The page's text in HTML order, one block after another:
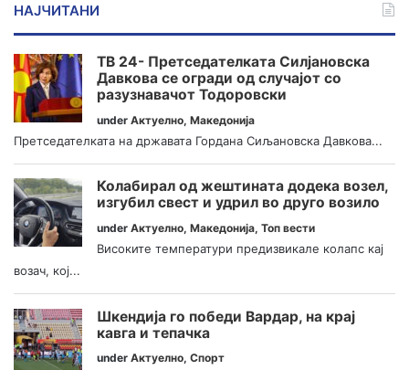
НАЈЧИТАНИ
ТВ 24- Претседателката Силјановска
Давкова се огради од случајот со
разузнавачот Тодоровски
under Актуелно, Македонија
Претседателката на државата Гордана Сиљановска Давкова...
Колабирал од жештината додека возел,
изгубил свест и удрил во друго возило
under Актуелно, Македонија, Топ вести
Високите температури предизвикале колапс кај
возач, кој...
Шкендија го победи Вардар, на крај
кавга и тепачка
under Актуелно, Спорт